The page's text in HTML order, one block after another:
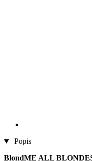
Popis
BlondME ALL